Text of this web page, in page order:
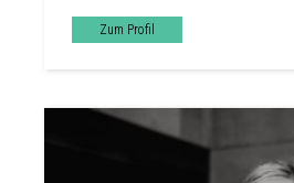
Zum Profil